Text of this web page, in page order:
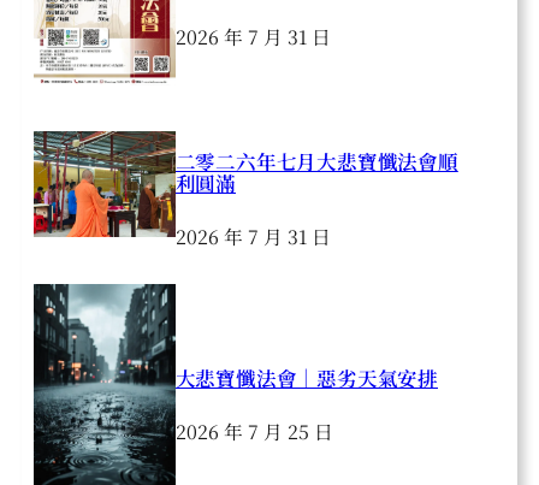
2026 年 7 月 31 日
二零二六年七月大悲寶懺法會順
利圓滿
2026 年 7 月 31 日
大悲寶懺法會｜惡劣天氣安排
2026 年 7 月 25 日